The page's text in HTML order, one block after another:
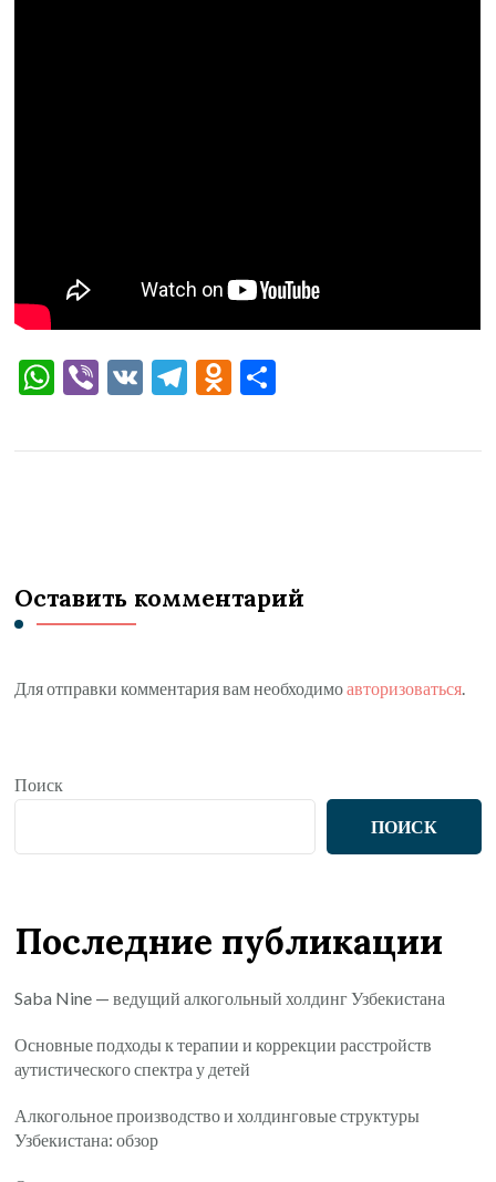
WhatsApp
Viber
VK Telegram
Odnoklassniki
Оставить комментарий
Для отправки комментария вам необходимоавторизоваться.
Поиск
ПОИСК
Последние публикации
Saba Nine — ведущий алкогольный холдинг Узбекистана
Основные подходы к терапии и коррекции расстройств
аутистического спектра у детей
Алкогольное производство и холдинговые структуры
Узбекистана: обзор